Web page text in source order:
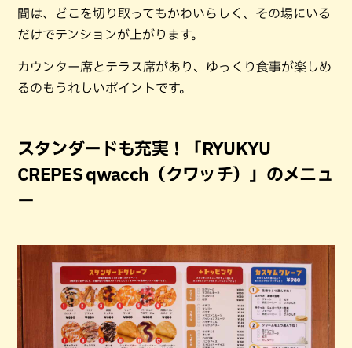
間は、どこを切り取ってもかわいらしく、その場にいる
だけでテンションが上がります。
カウンター席とテラス席があり、ゆっくり食事が楽しめ
るのもうれしいポイントです。
スタンダードも充実！「RYUKYU
CREPES qwacch（クワッチ）」のメニュ
ー